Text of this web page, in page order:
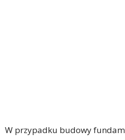
W przypadku budowy